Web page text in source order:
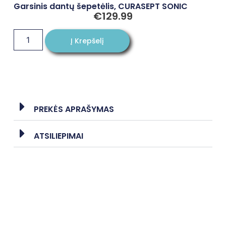
Garsinis dantų šepetėlis, CURASEPT SONIC
€129.99
PREKĖS APRAŠYMAS
ATSILIEPIMAI
Į Krepšelį